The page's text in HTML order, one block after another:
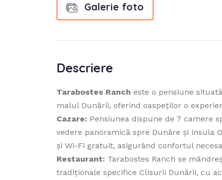
Galerie foto
Descriere
Tarabostes Ranch este o pensiune
malul Dunării, oferind oaspeților o
Cazare: Pensiunea dispune de 7 camere
vedere panoramică spre Dunăre și insula
și Wi-Fi gratuit, asigurând confortul
Restaurant: Tarabostes Ranch se
tradiționale specifice Clisurii Dunării, cu